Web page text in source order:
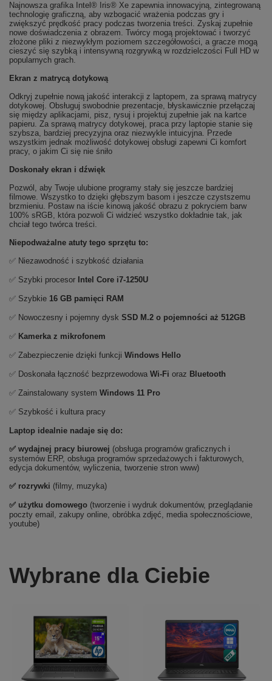
Najnowsza grafika Intel® Iris® Xe zapewnia innowacyjną, zintegrowaną
technologię graficzną, aby wzbogacić wrażenia podczas gry i
zwiększyć prędkość pracy podczas tworzenia treści. Zyskaj zupełnie
nowe doświadczenia z obrazem. Twórcy mogą projektować i tworzyć
złożone pliki z niezwykłym poziomem szczegółowości, a gracze mogą
cieszyć się szybką i intensywną rozgrywką w rozdzielczości Full HD w
popularnych grach.
Ekran z matrycą dotykową
Odkryj zupełnie nową jakość interakcji z laptopem, za sprawą matrycy
dotykowej. Obsługuj swobodnie prezentacje, błyskawicznie przełączaj
się między aplikacjami, pisz, rysuj i projektuj zupełnie jak na kartce
papieru. Za sprawą matrycy dotykowej, praca przy laptopie stanie się
szybsza, bardziej precyzyjna oraz niezwykle intuicyjna. Przede
wszystkim jednak możliwość dotykowej obsługi zapewni Ci komfort
pracy, o jakim Ci się nie śniło
Doskonały ekran i dźwięk
Pozwól, aby Twoje ulubione programy stały się jeszcze bardziej
filmowe. Wszystko to dzięki głębszym basom i jeszcze czystszemu
brzmieniu. Postaw na iście kinową jakość obrazu z pokryciem barw
100% sRGB, która pozwoli Ci widzieć wszystko dokładnie tak, jak
chciał tego twórca treści.
Niepodważalne atuty tego sprzętu to:
✅ Niezawodność i szybkość działania
✅ Szybki procesor Intel Core i7-1250U
✅ Szybkie 16 GB pamięci RAM
✅ Nowoczesny i pojemny dysk SSD M.2 o pojemności aż 512GB
✅ Kamerka z mikrofonem
✅ Zabezpieczenie dzięki funkcji Windows Hello
✅ Doskonała łączność bezprzewodowa Wi-Fi oraz Bluetooth
✅ Zainstalowany system Windows 11 Pro
✅ Szybkość i kultura pracy
Laptop idealnie nadaje się do:
✅ wydajnej pracy biurowej (obsługa programów graficznych i
systemów ERP, obsługa programów sprzedażowych i fakturowych,
edycja dokumentów, wyliczenia, tworzenie stron www)
✅ rozrywki (filmy, muzyka)
✅ użytku domowego (tworzenie i wydruk dokumentów, przeglądanie
poczty email, zakupy online, obróbka zdjęć, media społecznościowe,
youtube)
Wybrane dla Ciebie